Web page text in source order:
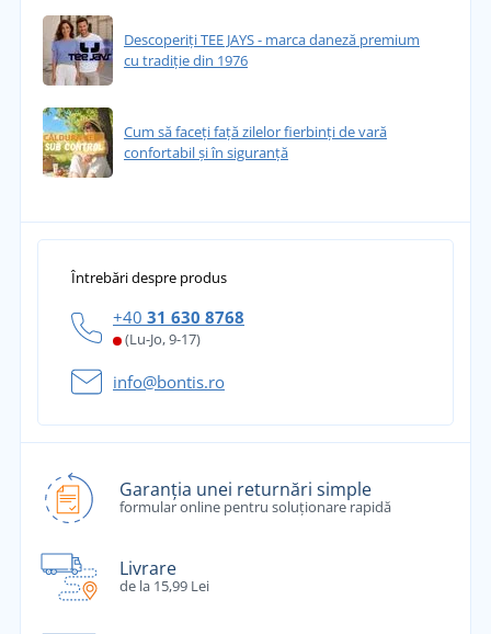
Descoperiți TEE JAYS - marca daneză premium
cu tradiție din 1976
Cum să faceți față zilelor fierbinți de vară
confortabil și în siguranță
Întrebări despre produs
+40 31 630 8768
(Lu-Jo, 9-17)
info@bontis.ro
Garanția unei returnări simple
formular online pentru soluționare rapidă
Livrare
de la 15,99 Lei